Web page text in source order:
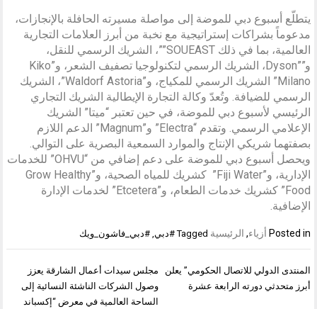
يتطلّع أسبوع دبي للموضة إلى مواصلة مسيرته الحافلة بالإنجازات،
مدعوماً بشراكات إستراتيجية مع نخبة من أبرز العلامات التجارية
العالمية، بما في ذلك SOUEAST””، الشريك الرسمي للنقل،
و””Dyson، الشريك الرسمي لتكنولوجيا تصفيف الشعر، و”Kiko
Milano” الشريك الرسمي للمكياج، و”Waldorf Astoria”، الشريك
الرسمي للضيافة. وتُعدّ وكالة التجارة الإيطالية الشريك التجاري
الرئيسي لأسبوع دبي للموضة، في حين تعتبر “ميتا” الشريك
الإعلامي الرسمي. وتقدم “Electra” و”Magnum” الدعم اللازم
بصفتهما شريكي الإنتاج والموارد السمعية البصرية على التوالي.
ويحصل أسبوع دبي للموضة على دعم إضافي من “OHVU” للخدمات
الإدارية، و”Fiji Water” كشريك للمياه الصحية، و”Grow Healthy
Food” كشريك خدمات الطعام، و”Etcetera” لخدمات الإدارة
الإضافية.
Posted in أزياء, الرئيسية Tagged #دبي ,#دبي_فاشون_ويك
تصفّح
المقالات
مجلس سيدات أعمال الشارقة يعزز
وصول الشركات الناشئة النسائية إلى
الساحة العالمية في معرض “إكسباند
المنتدى الدولي للاتصال الحكومي” يعلن
أبرز متحدثي دورته الرابعة عشرة